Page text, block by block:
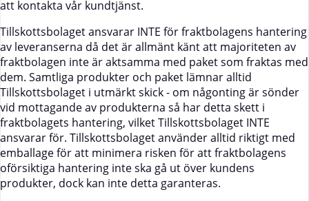
att kontakta vår kundtjänst.
Tillskottsbolaget ansvarar INTE för fraktbolagens hantering
av leveranserna då det är allmänt känt att majoriteten av
fraktbolagen inte är aktsamma med paket som fraktas med
dem. Samtliga produkter och paket lämnar alltid
Tillskottsbolaget i utmärkt skick - om någonting är sönder
vid mottagande av produkterna så har detta skett i
fraktbolagets hantering, vilket Tillskottsbolaget INTE
ansvarar för. Tillskottsbolaget använder alltid riktigt med
emballage för att minimera risken för att fraktbolagens
oförsiktiga hantering inte ska gå ut över kundens
produkter, dock kan inte detta garanteras.